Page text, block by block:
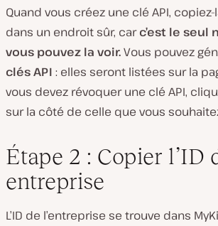
Quand vous créez une clé API,
dans un endroit sûr, carc’est le seul
vous pouvez la voir.Vous pouvez
clés API : elles seront listées sur la
vous devez révoquer une clé API,
sur la côté de celle que vous
Étape 2 : Copier l’ID
entreprise
L’ID de l’entreprise se trouve dans